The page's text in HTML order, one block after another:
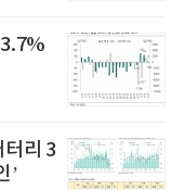
터리 3
’